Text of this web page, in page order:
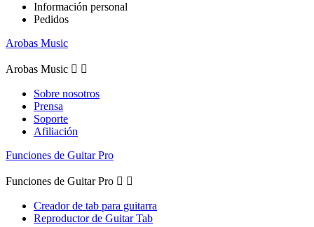
Información personal
Pedidos
Arobas Music
Arobas Music  
Sobre nosotros
Prensa
Soporte
Afiliación
Funciones de Guitar Pro
Funciones de Guitar Pro  
Creador de tab para guitarra
Reproductor de Guitar Tab